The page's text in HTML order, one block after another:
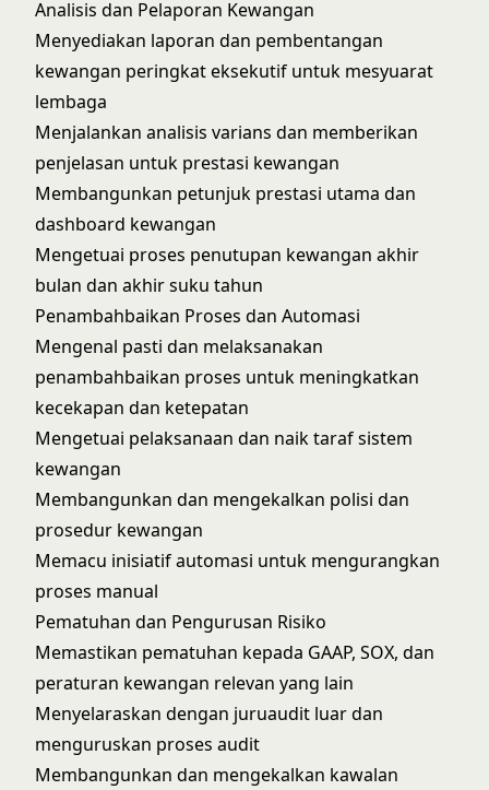
Analisis dan Pelaporan Kewangan
Menyediakan laporan dan pembentangan
kewangan peringkat eksekutif untuk mesyuarat
lembaga
Menjalankan analisis varians dan memberikan
penjelasan untuk prestasi kewangan
Membangunkan petunjuk prestasi utama dan
dashboard kewangan
Mengetuai proses penutupan kewangan akhir
bulan dan akhir suku tahun
Penambahbaikan Proses dan Automasi
Mengenal pasti dan melaksanakan
penambahbaikan proses untuk meningkatkan
kecekapan dan ketepatan
Mengetuai pelaksanaan dan naik taraf sistem
kewangan
Membangunkan dan mengekalkan polisi dan
prosedur kewangan
Memacu inisiatif automasi untuk mengurangkan
proses manual
Pematuhan dan Pengurusan Risiko
Memastikan pematuhan kepada GAAP, SOX, dan
peraturan kewangan relevan yang lain
Menyelaraskan dengan juruaudit luar dan
menguruskan proses audit
Membangunkan dan mengekalkan kawalan